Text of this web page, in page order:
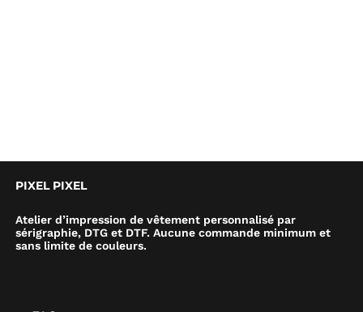
PIXEL PIXEL
Atelier d’impression de vêtement personnalisé par
sérigraphie, DTG et DTF. Aucune commande minimum et
sans limite de couleurs.